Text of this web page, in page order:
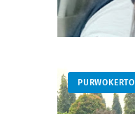
PURWOKERTO